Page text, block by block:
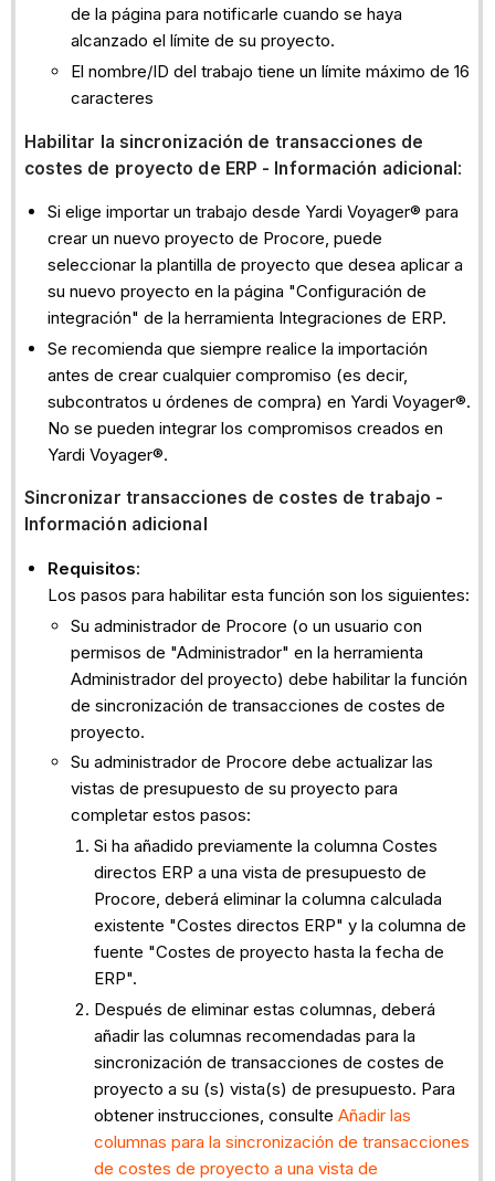
de la página para notificarle cuando se haya
alcanzado el límite de su proyecto.
El nombre/ID del trabajo tiene un límite máximo de 16
caracteres
Habilitar la sincronización de transacciones de
costes de proyecto de ERP - Información adicional:
Si elige importar un trabajo desde Yardi Voyager® para
crear un nuevo proyecto de Procore, puede
seleccionar la plantilla de proyecto que desea aplicar a
su nuevo proyecto en la página "Configuración de
integración" de la herramienta Integraciones de ERP.
Se recomienda que siempre realice la importación
antes de crear cualquier compromiso (es decir,
subcontratos u órdenes de compra) en Yardi Voyager®.
No se pueden integrar los compromisos creados en
Yardi Voyager®.
Sincronizar transacciones de costes de trabajo -
Información adicional
Requisitos:
Los pasos para habilitar esta función son los siguientes:
Su administrador de Procore (o un usuario con
permisos de "Administrador" en la herramienta
Administrador del proyecto) debe habilitar la función
de sincronización de transacciones de costes de
proyecto.
Su administrador de Procore debe actualizar las
vistas de presupuesto de su proyecto para
completar estos pasos:
Si ha añadido previamente la columna Costes
directos ERP a una vista de presupuesto de
Procore, deberá eliminar la columna calculada
existente "Costes directos ERP" y la columna de
fuente "Costes de proyecto hasta la fecha de
ERP".
Después de eliminar estas columnas, deberá
añadir las columnas recomendadas para la
sincronización de transacciones de costes de
proyecto a su (s) vista(s) de presupuesto. Para
obtener instrucciones, consulte Añadir las
columnas para la sincronización de transacciones
de costes de proyecto a una vista de